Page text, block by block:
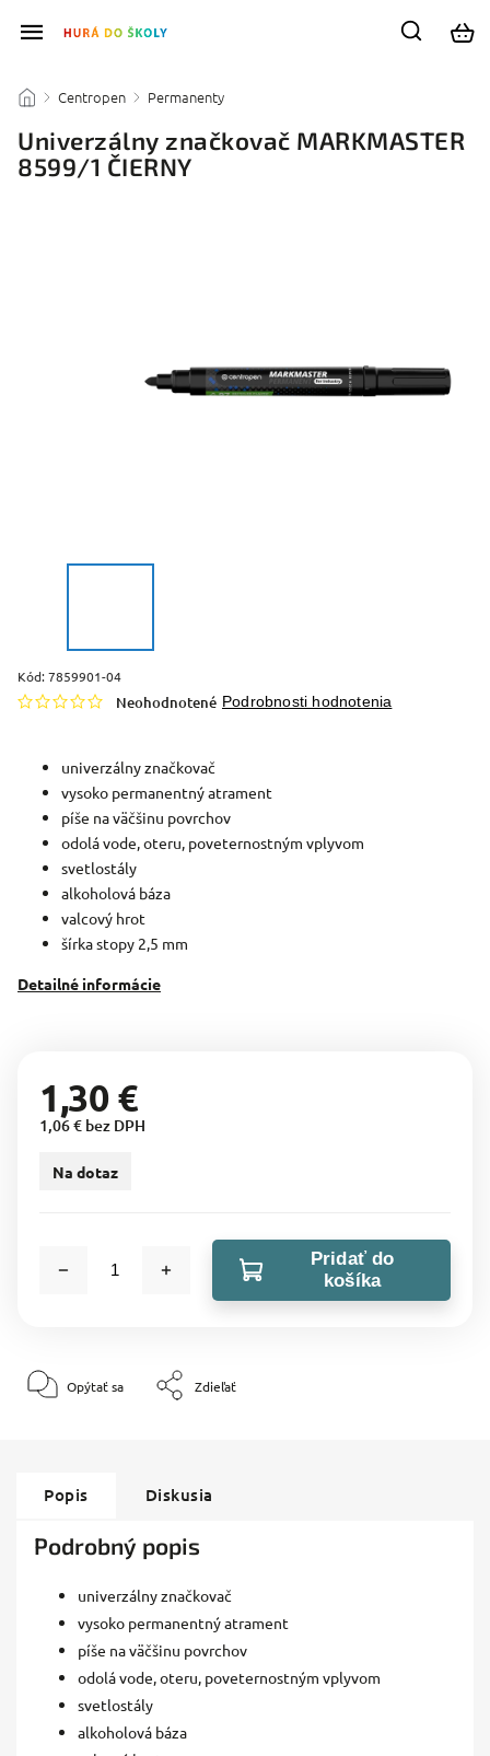
/ Centropen / Permanenty
Univerzálny značkovač MARKMASTER
8599/1 ČIERNY
Kód:7859901-04
Neohodnotené Podrobnosti hodnotenia
univerzálny značkovač
vysoko permanentný atrament
píše na väčšinu povrchov
odolá vode, oteru, poveternostným vplyvom
svetlostály
alkoholová báza
valcový hrot
šírka stopy 2,5 mm
Detailné informácie
1,30 €
1,06 € bez DPH
Na dotaz
Pridať do
košíka
Opýtať sa Zdieľať
Popis Diskusia
Podrobný popis
univerzálny značkovač
vysoko permanentný atrament
píše na väčšinu povrchov
odolá vode, oteru, poveternostným vplyvom
svetlostály
alkoholová báza